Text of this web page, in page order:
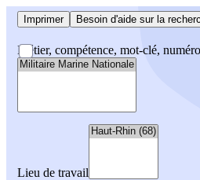
Imprimer Besoin d'aide sur la
Métier, compétence, mot-clé,
Lieu de travail